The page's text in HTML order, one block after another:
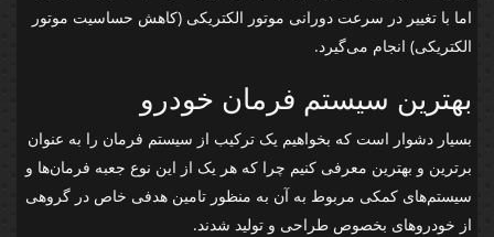
اما با تغییر در سرعت دورانی موتور الکتریکی (کاهش حساسیت موتور
الکتریکی) انجام می‌گیرد.
بهترین سیستم فرمان خودرو
بسیار دشوار است که بخواهیم یک ترکیب از سیستم فرمان را به عنوان
برترین و بهترین معرفی کنیم چرا که هر یک از این نوع جعبه‌ فرمان‌ها و
سیستم‌های کمکی مربوط به آن به منظور تامین هدفی خاص در گروهی
از خودروهای بخصوص طراحی و تولید شدند.